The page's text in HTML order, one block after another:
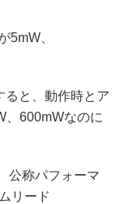
5mW、
と、動作時とア
、600mWなのに
公称パフォーマ
リード